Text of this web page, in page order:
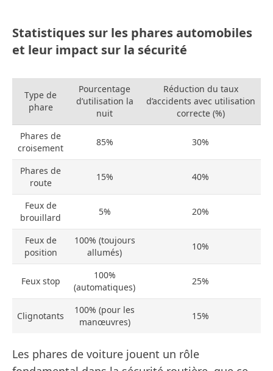
Statistiques sur les phares automobiles
et leur impact sur la sécurité
Type de
phare
Pourcentage
d’utilisation la
nuit
Réduction du taux
d’accidents avec utilisation
correcte (%)
Phares de
croisement
85% 30%
Phares de
route
15% 40%
Feux de
brouillard
5% 20%
Feux de
position
100% (toujours
allumés)
10%
Feux stop
100%
(automatiques)
25%
Clignotants
100% (pour les
manœuvres)
15%
Les phares de voiture jouent un rôle